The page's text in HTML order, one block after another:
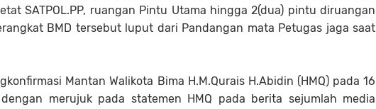
SATPOL.PP, ruangan Pintu Utama hingga 2(dua) pintu diruangan
BMD tersebut luput dari Pandangan mata Petugas jaga saat
Mantan Walikota Bima H.M.Qurais H.Abidin (HMQ) pada 16
merujuk pada statemen HMQ pada berita sejumlah media